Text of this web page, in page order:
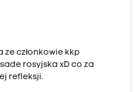
ze członkowie kkp
rosyjska xD co za
refleksji.